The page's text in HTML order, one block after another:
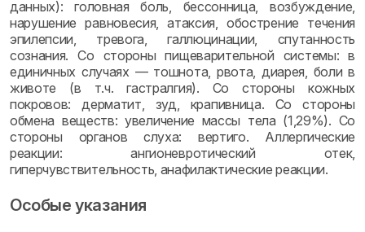
данных): головная боль, бессонница, возбуждение,
нарушение равновесия, атаксия, обострение течения
эпилепсии, тревога, галлюцинации, спутанность
сознания. Со стороны пищеварительной системы: в
единичных случаях — тошнота, рвота, диарея, боли в
животе (в т.ч. гастралгия). Со стороны кожных
покровов: дерматит, зуд, крапивница. Со стороны
обмена веществ: увеличение массы тела (1,29%). Со
стороны органов слуха: вертиго. Аллергические
реакции: ангионевротический отек,
гиперчувствительность, анафилактические реакции.
Особые указания